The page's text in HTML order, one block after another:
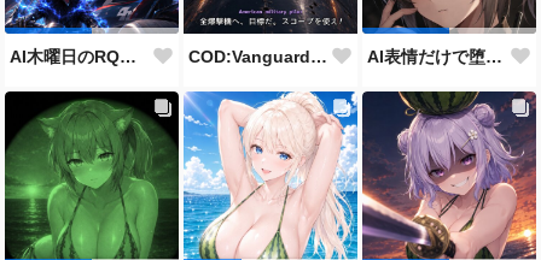
AI木曜日のRQ参加作品 COD:Vanguard "ミッドウェー海戦" AI表情だけで堕とせ参加作品